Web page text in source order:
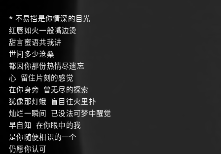
* 不易挡是你情深的目光
红唇如火一般嘴边烫
甜言蜜语共我讲
世间多少沧桑
都因你那份热情尽遗忘
心 留住片刻的感觉
在你身旁 曾无尽的探索
犹像那灯蛾 盲目往火里扑
灿烂一瞬间 已没法可梦中醒觉
早自知 在你眼中的我
是你随便相识的一个
仍愿你认可